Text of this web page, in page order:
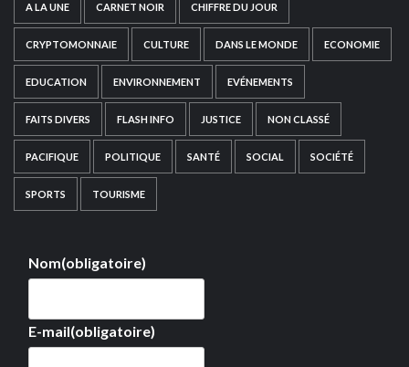
A LA UNE CARNET NOIR CHIFFRE DU JOUR
CRYPTOMONNAIE CULTURE DANS LE MONDE ECONOMIE
EDUCATION ENVIRONNEMENT EVÉNEMENTS
FAITS DIVERS FLASH INFO JUSTICE NON CLASSÉ
PACIFIQUE POLITIQUE SANTÉ SOCIAL SOCIÉTÉ
SPORTS TOURISME
Nom(obligatoire)
E-mail(obligatoire)